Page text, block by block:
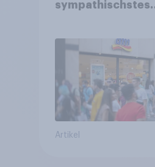
sympathischstes
Artikel